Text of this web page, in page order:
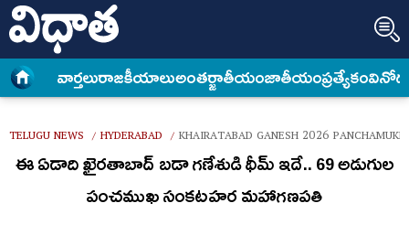
వార్త‌లురాజకీయాలుఅంత‌ర్జాతీయంజాతీయంప్రత్యేకం
TELUGU NEWS / HYDERABAD / KHAIRATABAD GANESH 2026
ఈ ఏడాది ఖైరతాబాద్ బడా గణేశుడి థీమ్ ఇదే.. 69 అడుగుల
పంచముఖ సంకటహర మహాగణపతి